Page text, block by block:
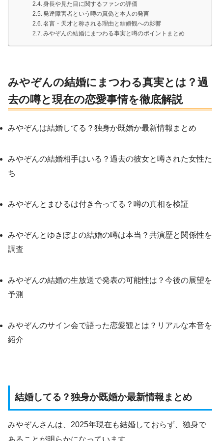
身長や見た目に関するファンの評価
発達障害者という噂の真偽と本人の発言
名言・天才と称される理由と結婚観への影響
みやぞんの結婚にまつわる事実と噂のポイントまとめ
みやぞんの結婚にまつわる真実とは？過
去の噂と現在の恋愛事情を徹底解説
みやぞんは結婚してる？独身か既婚か最新情報まとめ
みやぞんの結婚相手はいる？過去の彼女と噂された女性た
ち
みやぞんとまひるは付き合ってる？噂の真相を検証
みやぞんとゆきぽよの結婚の噂は本当？共演歴と関係性を
調査
みやぞんの結婚の生放送で発表の可能性は？今後の展望を
予測
みやぞんのサイン会で語った恋愛観とは？リアルな本音を
紹介
結婚してる？独身か既婚か最新情報まとめ
みやぞんさんは、2025年現在も結婚しておらず、独身で
あることが明らかになっています。